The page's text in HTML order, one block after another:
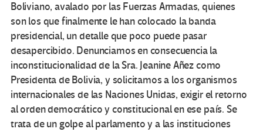
Boliviano, avalado por las Fuerzas Armadas, quienes
son los que finalmente le han colocado la banda
presidencial, un detalle que poco puede pasar
desapercibido. Denunciamos en consecuencia la
inconstitucionalidad de la Sra. Jeanine Añez como
Presidenta de Bolivia, y solicitamos a los organismos
internacionales de las Naciones Unidas, exigir el retorno
al orden democrático y constitucional en ese país. Se
trata de un golpe al parlamento y a las instituciones